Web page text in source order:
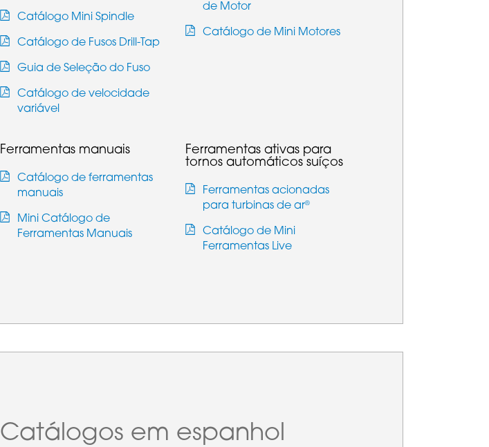
Catálogo Mini Spindle
Catálogo de Fusos Drill-Tap
Guia de Seleção do Fuso
Catálogo de velocidade
variável
de Motor
Catálogo de Mini Motores
Ferramentas manuais
Catálogo de ferramentas
manuais
Mini Catálogo de
Ferramentas Manuais
Ferramentas ativas para
tornos automáticos suíços
Ferramentas acionadas
para turbinas de ar®
Catálogo de Mini
Ferramentas Live
Catálogos em espanhol